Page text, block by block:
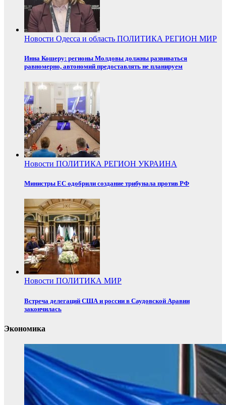
Новости Одесса и область ПОЛИТИКА РЕГИОН МИР
Инна Кошеру: регионы Молдовы должны развиваться
равномерно, автономий предоставлять не планируем
Новости ПОЛИТИКА РЕГИОН УКРАИНА
Министры ЕС одобрили создание трибунала против РФ
Новости ПОЛИТИКА МИР
Встреча делегаций США и россии в Саудовской Аравии
закончилась
Экономика